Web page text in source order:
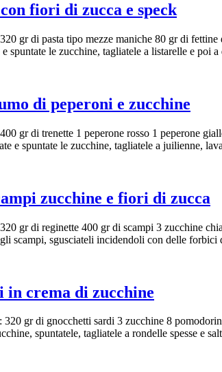
fiori di zucca e speck
gr di pasta tipo mezze maniche 80 gr di
e spuntate le zucchine, tagliatele a listarelle e poi
di peperoni e zucchine
gr di trenette 1 peperone rosso 1 peperone
e spuntate le zucchine, tagliatele a juilienne,
zucchine e fiori di zucca
gr di reginette 400 gr di scampi 3 zucchine
scampi, sgusciateli incidendoli con delle
in crema di zucchine
gr di gnocchetti sardi 3 zucchine 8
spuntatele, tagliatele a rondelle spesse e